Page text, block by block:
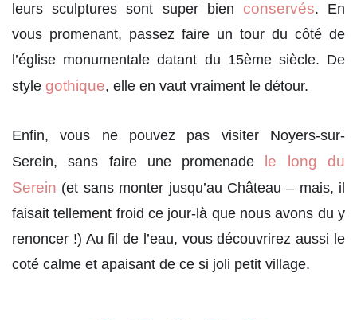
leurs sculptures sont super bien conservés. En
vous promenant, passez faire un tour du côté de
l’église monumentale datant du 15ème siècle. De
style gothique, elle en vaut vraiment le détour.
Enfin, vous ne pouvez pas visiter Noyers-sur-
Serein, sans faire une promenade
le long du
Serein (et sans monter jusqu’au Château – mais, il
faisait tellement froid ce jour-là que nous avons du y
renoncer !) Au fil de l’eau, vous découvrirez aussi le
coté calme et apaisant de ce si joli petit village.